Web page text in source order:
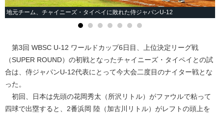
地元チーム、チャイニーズ・タイペイに敗れた侍ジャパンU-12
第3回 WBSC U-12 ワールドカップ6日目、上位決定リーグ戦
（SUPER ROUND）の初戦となったチャイニーズ・タイペイとの試
合は、侍ジャパンU-12代表にとって今大会二度目のナイター戦とな
った。
初回、日本は先頭の花岡秀太（所沢リトル）がファウルで粘って
四球で出塁すると、2番浜岡 陸（加古川リトル）がレフトの頭上を